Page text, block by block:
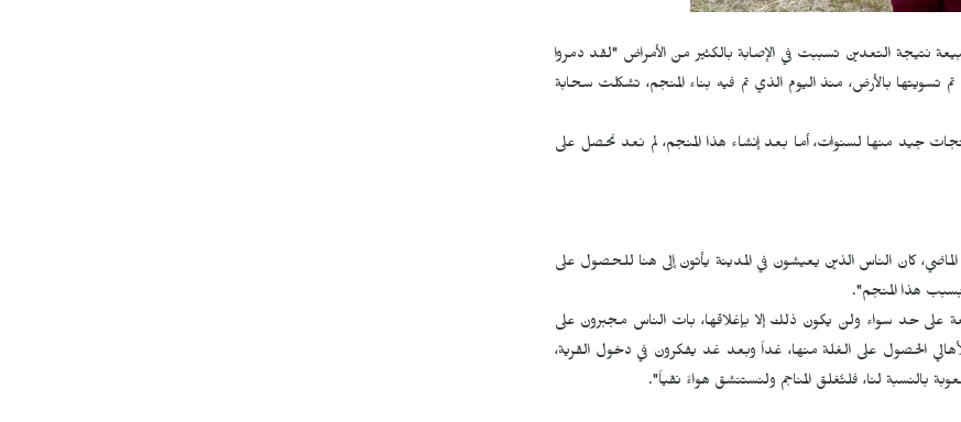
نتيجة التعدين تسببت في الإصابة بالكثير من الأمراض "لقد دمروا
تسويتها بالأرض، منذ اليوم الذي تم فيه بناء المنجم، تشكلت سحابة
جيد منها لسنوات، أما بعد إنشاء هذا المنجم، لم نعد نحصل على
كان الناس الذين يعيشون في المدينة يأتون إلى هنا للحصول على
هذا المنجم".
على حد سواء ولن يكون ذلك إلا بإغلاقها، بات الناس مجبرون على
الحصول على الغلة منها، غداً وبعد غد يفكرون في دخول القرية،
بالنسبة لنا، فلتُغلق المناجم ولنستنشق هواءً نقياً".